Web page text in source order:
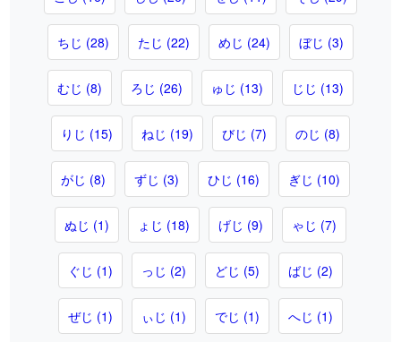
ちじ (28) たじ (22) めじ (24) ぼじ (3)
むじ (8) ろじ (26) ゅじ (13) じじ (13)
りじ (15) ねじ (19) びじ (7) のじ (8)
がじ (8) ずじ (3) ひじ (16) ぎじ (10)
ぬじ (1) ょじ (18) げじ (9) ゃじ (7)
ぐじ (1) っじ (2) どじ (5) ばじ (2)
ぜじ (1) ぃじ (1) でじ (1) へじ (1)